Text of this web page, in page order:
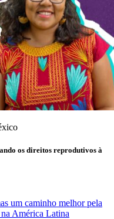
os direitos reprodutivos à
um caminho melhor pela
América Latina